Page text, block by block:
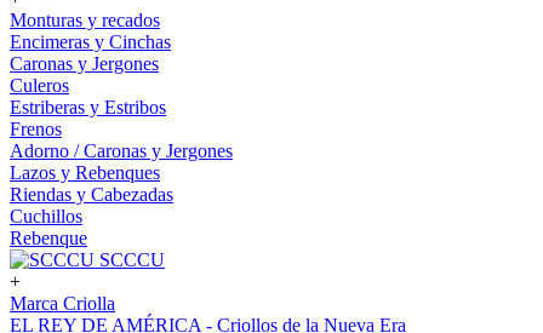
Monturas y recados
Encimeras y Cinchas
Caronas y Jergones
Culeros
Estriberas y Estribos
Frenos
Adorno / Caronas y Jergones
Lazos y Rebenques
Riendas y Cabezadas
Cuchillos
Rebenque
SCCCU
+
Marca Criolla
EL REY DE AMÉRICA - Criollos de la Nueva Era